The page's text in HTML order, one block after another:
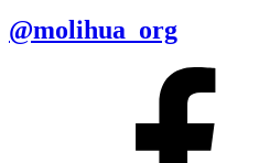
@molihua_org